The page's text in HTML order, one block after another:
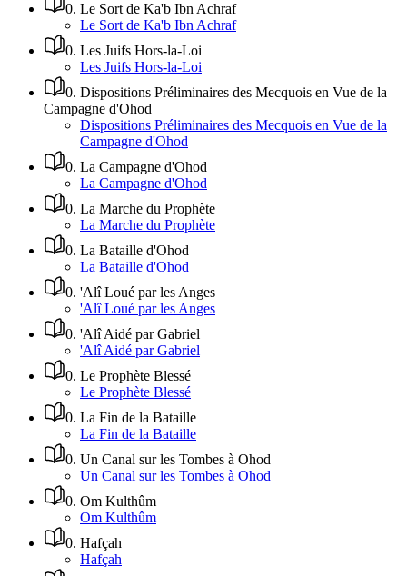
0. Le Sort de Ka'b Ibn Achraf
Le Sort de Ka'b Ibn Achraf
0. Les Juifs Hors-la-Loi
Les Juifs Hors-la-Loi
0. Dispositions Préliminaires des Mecquois en Vue de la
Campagne d'Ohod
Dispositions Préliminaires des Mecquois en Vue de la
Campagne d'Ohod
0. La Campagne d'Ohod
La Campagne d'Ohod
0. La Marche du Prophète
La Marche du Prophète
0. La Bataille d'Ohod
La Bataille d'Ohod
0. 'Alî Loué par les Anges
'Alî Loué par les Anges
0. 'Alî Aidé par Gabriel
'Alî Aidé par Gabriel
0. Le Prophète Blessé
Le Prophète Blessé
0. La Fin de la Bataille
La Fin de la Bataille
0. Un Canal sur les Tombes à Ohod
Un Canal sur les Tombes à Ohod
0. Om Kulthûm
Om Kulthûm
0. Hafçah
Hafçah